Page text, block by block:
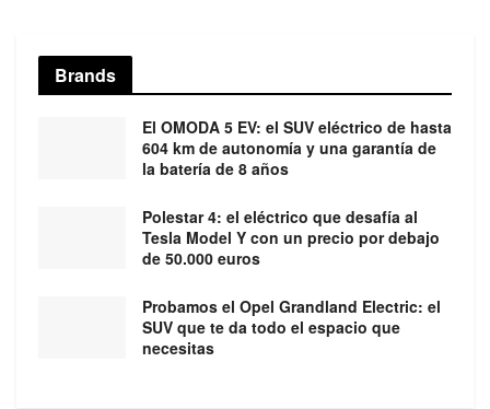
Brands
El OMODA 5 EV: el SUV eléctrico de hasta
604 km de autonomía y una garantía de
la batería de 8 años
Polestar 4: el eléctrico que desafía al
Tesla Model Y con un precio por debajo
de 50.000 euros
Probamos el Opel Grandland Electric: el
SUV que te da todo el espacio que
necesitas